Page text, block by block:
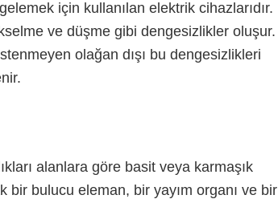
için kullanılan elektrik cihazlarıdır.
ve düşme gibi dengesizlikler oluşur.
olağan dışı bu dengesizlikleri
alanlara göre basit veya karmaşık
bir bulucu eleman, bir yayım organı ve bir